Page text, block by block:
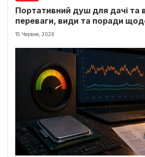
Портативний душ для дачі та
переваги, види та поради
15 Червня, 2026